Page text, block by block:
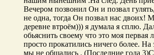
Вечером позвонил Он и позвал
не одна, тогда Он позвал нас двоих!
деревне втроём))) я думала я сплю.
обьяснить своему что это моя
просто прокатились ничего более.
мы не общались . (Последние года